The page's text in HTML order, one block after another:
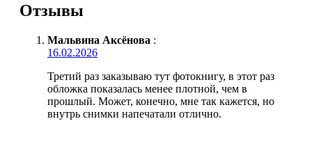
Отзывы
Мальвина Аксёнова :
16.02.2026
Третий раз заказываю тут фотокнигу, в этот раз
обложка показалась менее плотной, чем в
прошлый. Может, конечно, мне так кажется, но
внутрь снимки напечатали отлично.